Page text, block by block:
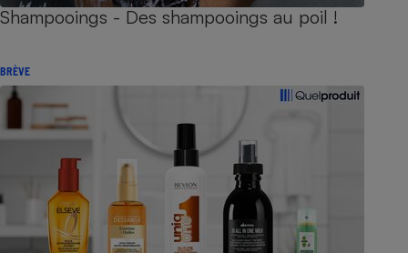
Shampooings - Des shampooings au poil !
BRÈVE